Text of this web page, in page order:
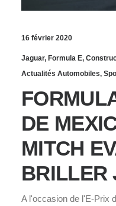
16 février 2020
Jaguar, Formula E,
Actualités Automobiles,
DE
MITCH
BRILLER
A l'occasion de l'E-Prix